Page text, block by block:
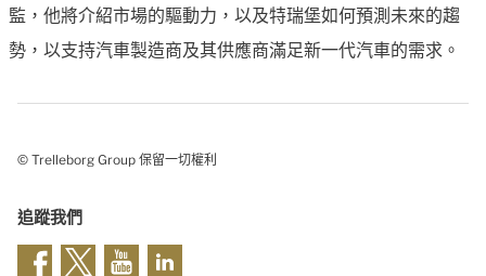
監，他將介紹市場的驅動力，以及特瑞堡如何預測未來的趨
勢，以支持汽車製造商及其供應商滿足新一代汽車的需求。
© Trelleborg Group 保留一切權利
追蹤我們